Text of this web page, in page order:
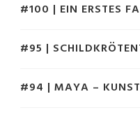
#100 | EIN ERSTES
#95 |
#94 | MAYA –